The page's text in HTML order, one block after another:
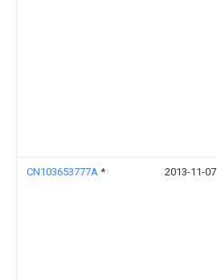
CN103653777A * 2013-11-07